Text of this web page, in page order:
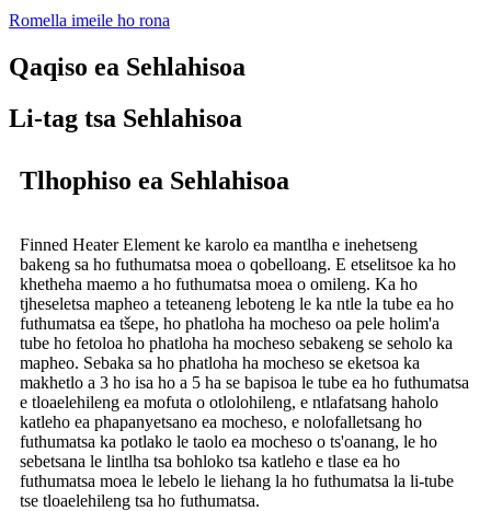
Romella imeile ho rona
Qaqiso ea Sehlahisoa
Li-tag tsa Sehlahisoa
Tlhophiso ea Sehlahisoa
Finned Heater Element ke karolo ea mantlha e inehetseng
bakeng sa ho futhumatsa moea o qobelloang. E etselitsoe ka ho
khetheha maemo a ho futhumatsa moea o omileng. Ka ho
tjheseletsa mapheo a teteaneng leboteng le ka ntle la tube ea ho
futhumatsa ea tšepe, ho phatloha ha mocheso oa pele holim'a
tube ho fetoloa ho phatloha ha mocheso sebakeng se seholo ka
mapheo. Sebaka sa ho phatloha ha mocheso se eketsoa ka
makhetlo a 3 ho isa ho a 5 ha se bapisoa le tube ea ho futhumatsa
e tloaelehileng ea mofuta o otlolohileng, e ntlafatsang haholo
katleho ea phapanyetsano ea mocheso, e nolofalletsang ho
futhumatsa ka potlako le taolo ea mocheso o ts'oanang, le ho
sebetsana le lintlha tsa bohloko tsa katleho e tlase ea ho
futhumatsa moea le lebelo le liehang la ho futhumatsa la li-tube
tse tloaelehileng tsa ho futhumatsa.